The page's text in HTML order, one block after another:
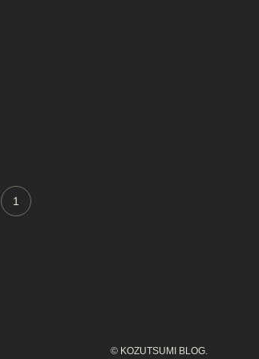
1
©KOZUTSUMI BLOG.